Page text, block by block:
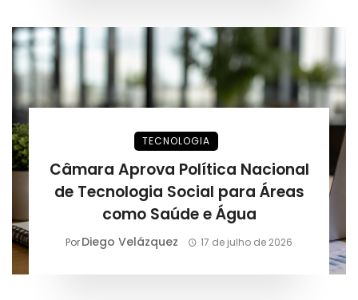
TECNOLOGIA
Câmara Aprova Política Nacional
de Tecnologia Social para Áreas
como Saúde e Água
PorDiego Velázquez 17 de julho de 2026